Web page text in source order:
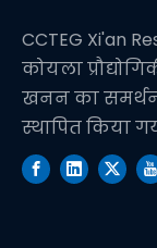
CCTEG Xi'an
कोयला
खनन का
स्थापित किया